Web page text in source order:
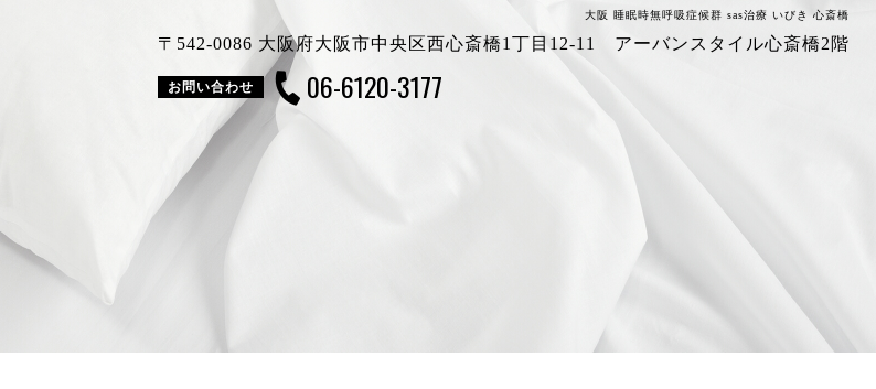
大阪 睡眠時無呼吸症候群 sas治療 いびき 心斎橋
〒542-0086 大阪府大阪市中央区西心斎橋1丁目12-11 アーバンスタイル心斎橋2階
お問い合わせ 06-6120-3177